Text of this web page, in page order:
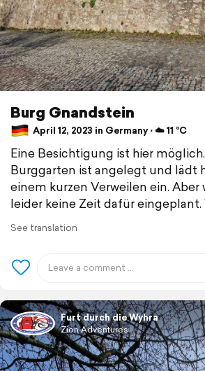
Burg Gnandstein
April 12, 2023 in Germany ⋅ ☁️ 11 °C
Eine Besichtigung ist hier
Burggarten ist angelegt und lädt
einem kurzen Verweilen ein. Aber
leider keine Zeit dafür eingeplant.
See translation
Furt durch die Wyhra
Zion Adventures